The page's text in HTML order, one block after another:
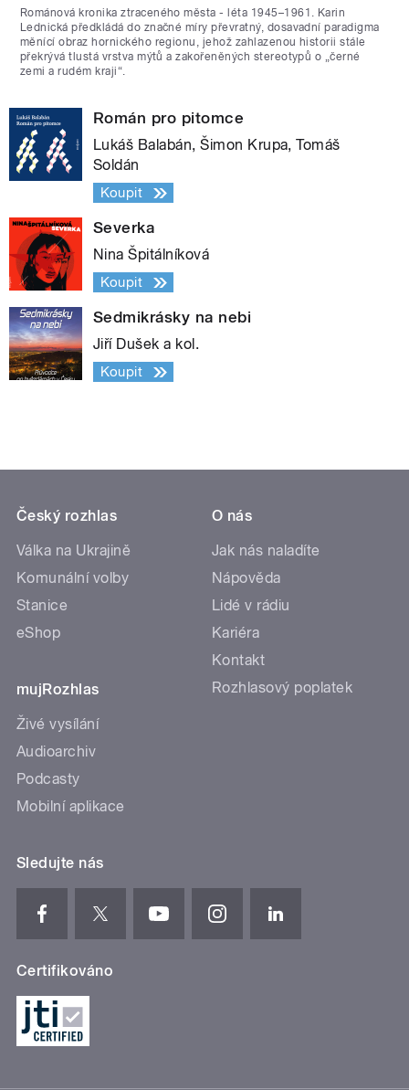
Románová kronika ztraceného města - léta 1945–1961. Karin
Lednická předkládá do značné míry převratný, dosavadní paradigma
měnící obraz hornického regionu, jehož zahlazenou historii stále
překrývá tlustá vrstva mýtů a zakořeněných stereotypů o „černé
zemi a rudém kraji“.
Román pro pitomce
Lukáš Balabán, Šimon Krupa, Tomáš
Soldán
Koupit
Severka
Nina Špitálníková
Koupit
Sedmikrásky na nebi
Jiří Dušek a kol.
Koupit
Český rozhlas
Válka na Ukrajině
Komunální volby
Stanice
eShop
mujRozhlas
Živé vysílání
Audioarchiv
Podcasty
Mobilní aplikace
O nás
Jak nás naladíte
Nápověda
Lidé v rádiu
Kariéra
Kontakt
Rozhlasový poplatek
Sledujte nás
Certifikováno